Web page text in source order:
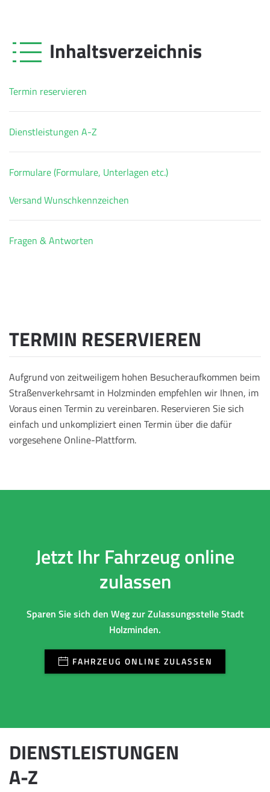
Inhaltsverzeichnis
Termin reservieren
Dienstleistungen A-Z
Formulare (Formulare, Unterlagen etc.)
Versand Wunschkennzeichen
Fragen & Antworten
TERMIN RESERVIEREN
Aufgrund von zeitweiligem hohen Besucheraufkommen beim
Straßenverkehrsamt in Holzminden empfehlen wir Ihnen, im
Voraus einen Termin zu vereinbaren. Reservieren Sie sich
einfach und unkompliziert einen Termin über die dafür
vorgesehene Online-Plattform.
Jetzt Ihr Fahrzeug online
zulassen
Sparen Sie sich den Weg zur Zulassungsstelle Stadt
Holzminden.
FAHRZEUG ONLINE ZULASSEN
DIENSTLEISTUNGEN
A-Z